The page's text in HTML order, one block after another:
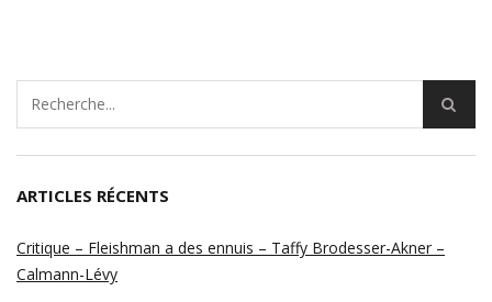
ARTICLES RÉCENTS
Critique – Fleishman a des ennuis – Taffy Brodesser-Akner –
Calmann-Lévy